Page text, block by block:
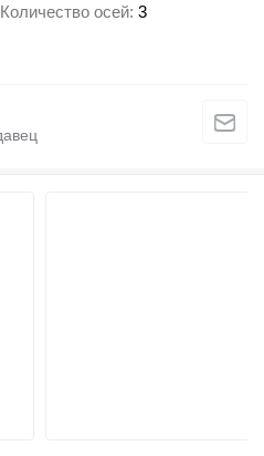
Количество осей 3